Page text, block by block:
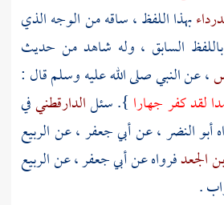
بهذا اللفظ ، ساقه من الوجه الذي
باللفظ السابق ، وله شاهد من حديث
، عن النبي صلى الله عليه وسلم قال :
لقد كفر جهارا }. سئلالدارقطنيفي
أبو النضر، عنأبي جعفر، عنالربيع
الجعدفرواه عنأبي جعفر، عنالربيع
.